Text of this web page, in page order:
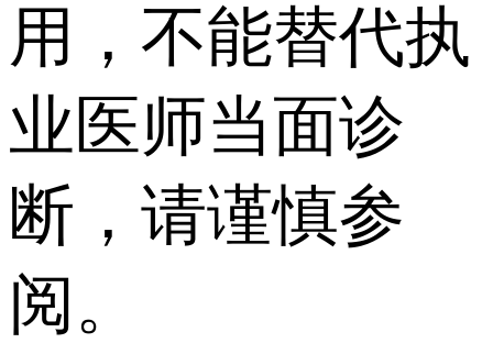
用，不能替代执
业医师当面诊
断，请谨慎参
阅。